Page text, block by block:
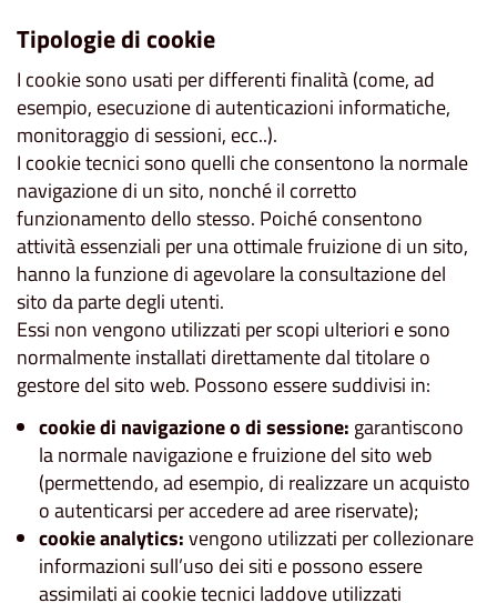
Tipologie di cookie
I cookie sono usati per differenti finalità (come, ad
esempio, esecuzione di autenticazioni informatiche,
monitoraggio di sessioni, ecc..).
I cookie tecnici sono quelli che consentono la normale
navigazione di un sito, nonché il corretto
funzionamento dello stesso. Poiché consentono
attività essenziali per una ottimale fruizione di un sito,
hanno la funzione di agevolare la consultazione del
sito da parte degli utenti.
Essi non vengono utilizzati per scopi ulteriori e sono
normalmente installati direttamente dal titolare o
gestore del sito web. Possono essere suddivisi in:
cookie di navigazione o di sessione: garantiscono
la normale navigazione e fruizione del sito web
(permettendo, ad esempio, di realizzare un acquisto
o autenticarsi per accedere ad aree riservate);
cookie analytics:vengono utilizzati per collezionare
informazioni sull’uso dei siti e possono essere
assimilati ai cookie tecnici laddove utilizzati